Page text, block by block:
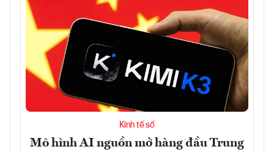
Kinh tế số
Mô hình AI nguồn mở hàng đầu Trung